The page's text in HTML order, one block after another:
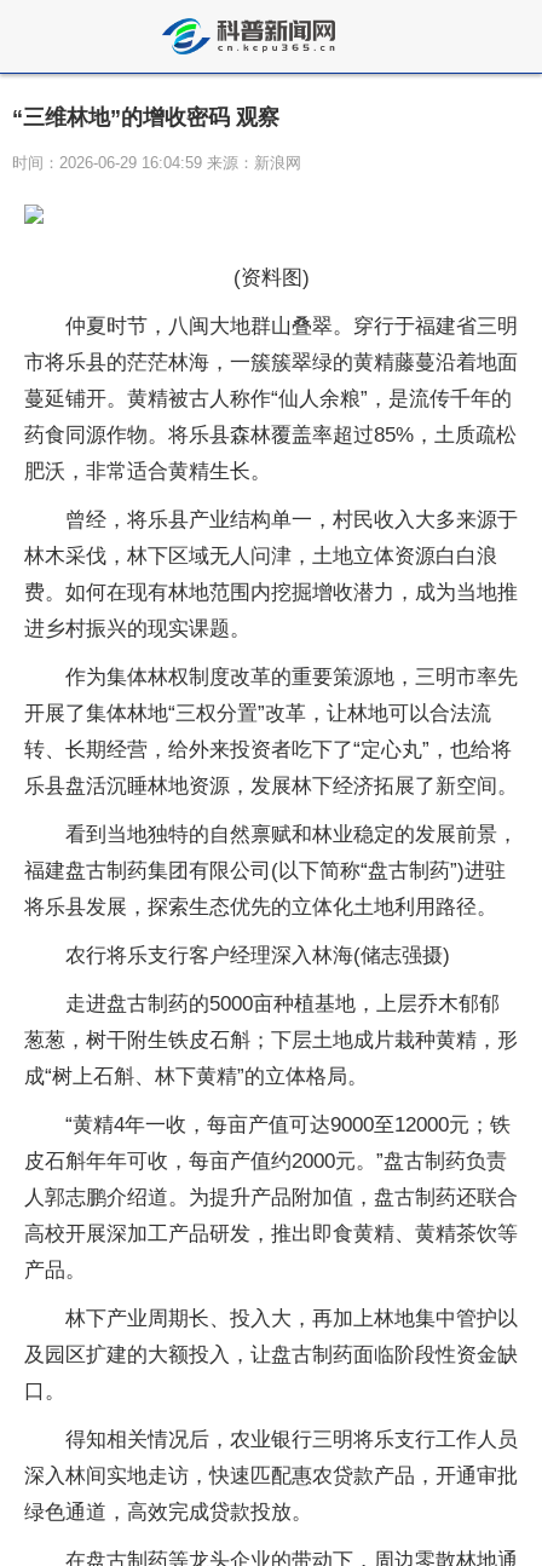
“三维林地”的增收密码 观察
时间：2026-06-29 16:04:59 来源：新浪网
(资料图)
仲夏时节，八闽大地群山叠翠。穿行于福建省三明
市将乐县的茫茫林海，一簇簇翠绿的黄精藤蔓沿着地面
蔓延铺开。黄精被古人称作“仙人余粮”，是流传千年的
药食同源作物。将乐县森林覆盖率超过85%，土质疏松
肥沃，非常适合黄精生长。
曾经，将乐县产业结构单一，村民收入大多来源于
林木采伐，林下区域无人问津，土地立体资源白白浪
费。如何在现有林地范围内挖掘增收潜力，成为当地推
进乡村振兴的现实课题。
作为集体林权制度改革的重要策源地，三明市率先
开展了集体林地“三权分置”改革，让林地可以合法流
转、长期经营，给外来投资者吃下了“定心丸”，也给将
乐县盘活沉睡林地资源，发展林下经济拓展了新空间。
看到当地独特的自然禀赋和林业稳定的发展前景，
福建盘古制药集团有限公司(以下简称“盘古制药”)进驻
将乐县发展，探索生态优先的立体化土地利用路径。
农行将乐支行客户经理深入林海(储志强摄)
走进盘古制药的5000亩种植基地，上层乔木郁郁
葱葱，树干附生铁皮石斛；下层土地成片栽种黄精，形
成“树上石斛、林下黄精”的立体格局。
“黄精4年一收，每亩产值可达9000至12000元；铁
皮石斛年年可收，每亩产值约2000元。”盘古制药负责
人郭志鹏介绍道。为提升产品附加值，盘古制药还联合
高校开展深加工产品研发，推出即食黄精、黄精茶饮等
产品。
林下产业周期长、投入大，再加上林地集中管护以
及园区扩建的大额投入，让盘古制药面临阶段性资金缺
口。
得知相关情况后，农业银行三明将乐支行工作人员
深入林间实地走访，快速匹配惠农贷款产品，开通审批
绿色通道，高效完成贷款投放。
在盘古制药等龙头企业的带动下，周边零散林地通